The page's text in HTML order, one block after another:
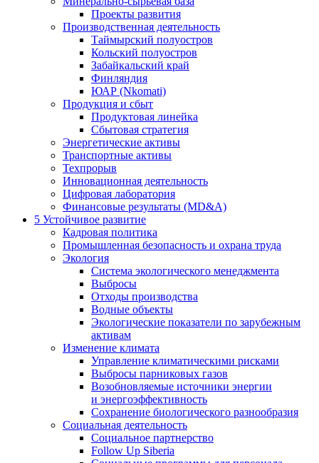
Проекты развития
Производственная деятельность
Таймырский полуостров
Кольский полуостров
Забайкальский край
Финляндия
ЮАР (Nkomati)
Продукция и сбыт
Продуктовая линейка
Сбытовая стратегия
Энергетические активы
Транспортные активы
Техпрорыв
Инновационная деятельность
Цифровая лаборатория
Финансовые результаты (MD&A)
5 Устойчивое развитие
Кадровая политика
Промышленная безопасность и охрана труда
Экология
Система экологического менеджмента
Выбросы
Отходы производства
Водные объекты
Экологические показатели по зарубежным
активам
Изменение климата
Управление климатическими рисками
Выбросы парниковых газов
Возобновляемые источники энергии
и энергоэффективность
Сохранение биологического разнообразия
Социальная деятельность
Социальное партнерство
Follow Up Siberia